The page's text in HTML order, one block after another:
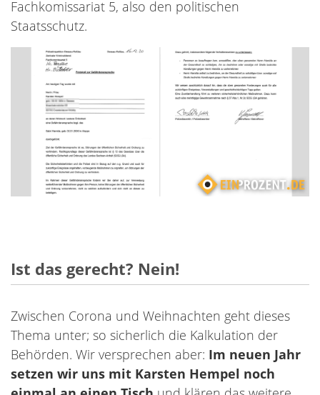
Fachkomissariat 5, also den politischen
Staatsschutz.
Ist das gerecht? Nein!
Zwischen Corona und Weihnachten geht dieses
Thema unter; so sicherlich die Kalkulation der
Behörden. Wir versprechen aber: Im neuen Jahr
setzen wir uns mit Karsten Hempel noch